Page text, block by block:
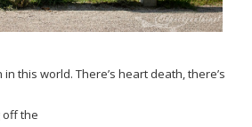
this world. There’s heart death, there’s
off the